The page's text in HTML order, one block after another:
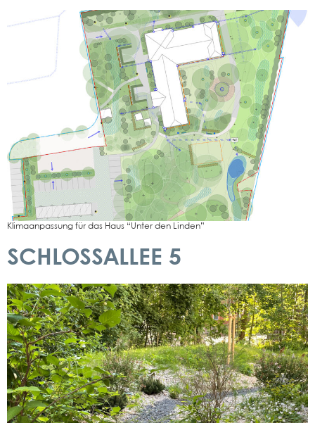
Kli­ma­an­pas­sung für das Haus “Unter den Lin­den”
SCHLOSSALLEE 5